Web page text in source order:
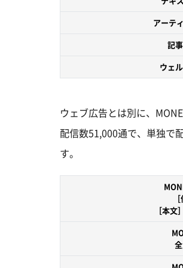
アーテ
記
ウェ
ウェブ広告とは別に、
配信数51,000通で、単独で
す。
［本